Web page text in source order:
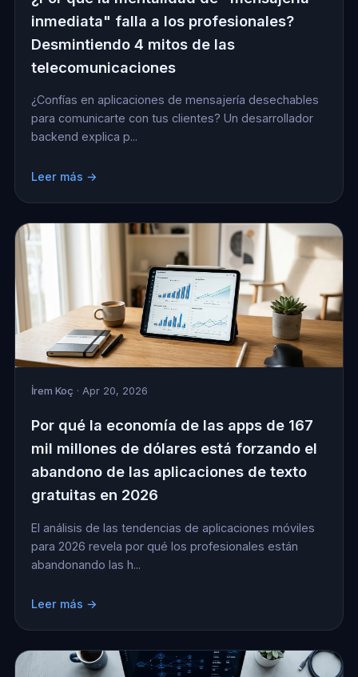
inmediata" falla a los profesionales?
Desmintiendo 4 mitos de las
telecomunicaciones
¿Confías en aplicaciones de mensajería desechables
para comunicarte con tus clientes? Un desarrollador
backend explica p...
Leer más →
İrem Koç · Apr 20, 2026
Por qué la economía de las apps de 167
mil millones de dólares está forzando el
abandono de las aplicaciones de texto
gratuitas en 2026
El análisis de las tendencias de aplicaciones móviles
para 2026 revela por qué los profesionales están
abandonando las h...
Leer más →